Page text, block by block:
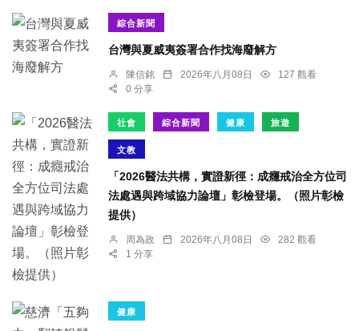
綜合新聞
台灣與夏威夷簽署合作找海廢解方
陳信銘 2026年八月08日
127 觀看
0 分享
社會 綜合新聞 健康 旅遊
文教
「2026醫法共構，實證新徑：成癮戒治全方位司
法處遇與跨域協力論壇」彰檢登場。（照片彰檢
提供）
周為政 2026年八月08日
282 觀看
1 分享
健康